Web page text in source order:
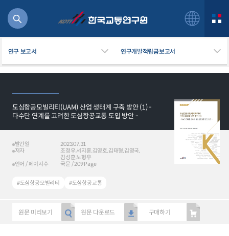
연구 보고서 연구개발적립금보고서
도심항공모빌리티(UAM) 산업 생태계 구축 방안 (1) -
다수단 연계를 고려한 도심항공교통 도입 방안 -
발간일
2023.07.31
저자
조정우,서지훈,김영호,김태형,김영국,
김성훈,노형우
언어 / 페이지수
국문 / 209 Page
#도심항공모빌리티 #도심항공교통
원문 미리보기 원문 다운로드 구매하기